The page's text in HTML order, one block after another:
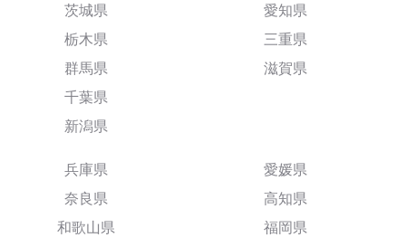
茨城県
栃木県
群馬県
千葉県
新潟県
愛知県
三重県
滋賀県
兵庫県
奈良県
和歌山県
愛媛県
高知県
福岡県